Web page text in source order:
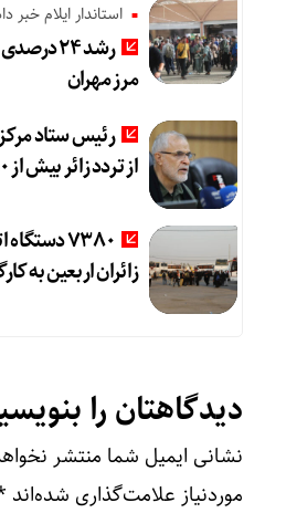
استاندار ایلام خبر
رشد ۲۴
مرز مهران
رئیس ستاد
از تردد زائر بیش از ۵۰ درصد است
۷۳۸۰
زائران اربعین به‌
دیدگاهتان را
نشانی ایمیل شما منتشر
موردنیاز علامت‌گذاری شده‌اند